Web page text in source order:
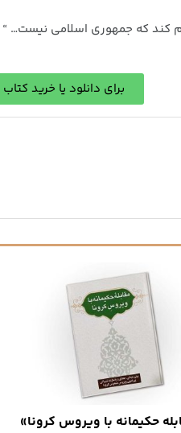
کند که جمهوری اسلامی نیست… “
برای دانلود یا خرید
حکیمانه با ویروس کرونا»